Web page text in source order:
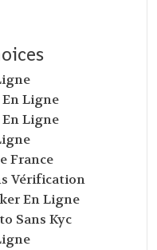
Ligne
Ligne
France
Vérification
En Ligne
Sans Kyc